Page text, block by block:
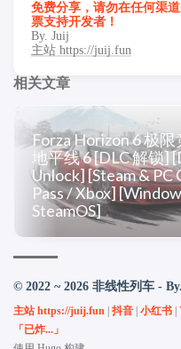
免费分享，请勿在任何渠
票支持开发者！
By. Juij
主站 https://juij.fun
相关文章
Forza Horizon 6 极限
地平线 6 [DLC 解锁]
Unlock] [Steam & PC
Pass / Xbox]
SteamOS]
© 2022 ~ 2026 非线性列车 -
主站 https://juij.fun 抖音 小红书
「已炸...」